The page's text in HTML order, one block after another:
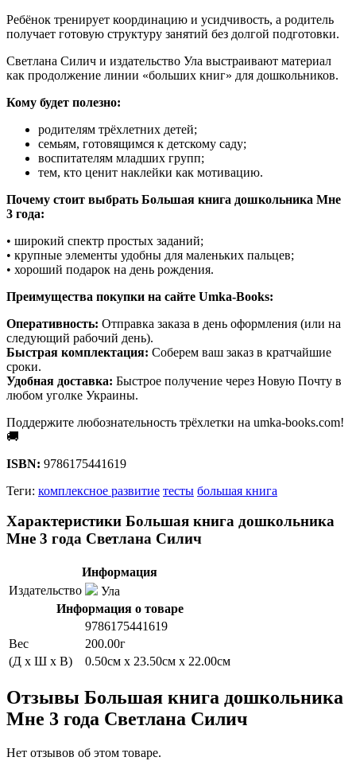
Ребёнок тренирует координацию и усидчивость, а родитель
получает готовую структуру занятий без долгой подготовки.
Светлана Силич и издательство Ула выстраивают материал
как продолжение линии «больших книг» для дошкольников.
Кому будет полезно:
родителям трёхлетних детей;
семьям, готовящимся к детскому саду;
воспитателям младших групп;
тем, кто ценит наклейки как мотивацию.
Почему стоит выбрать Большая книга дошкольника Мне
3 года:
• широкий спектр простых заданий;
• крупные элементы удобны для маленьких пальцев;
• хороший подарок на день рождения.
Преимущества покупки на сайте Umka-Books:
Оперативность: Отправка заказа в день оформления (или на
следующий рабочий день).
Быстрая комплектация: Соберем ваш заказ в кратчайшие
сроки.
Удобная доставка: Быстрое получение через Новую Почту в
любом уголке Украины.
Поддержите любознательность трёхлетки на umka-books.com!
🚚
ISBN: 9786175441619
Теги: комплексное развитие тесты большая книга
Характеристики Большая книга дошкольника
Мне 3 года Светлана Силич
Информация
Издательство
Ула
Информация о товаре
9786175441619
Вес
200.00г
(Д x Ш x В)
0.50см x 23.50см x 22.00см
Отзывы Большая книга дошкольника
Мне 3 года Светлана Силич
Нет отзывов об этом товаре.